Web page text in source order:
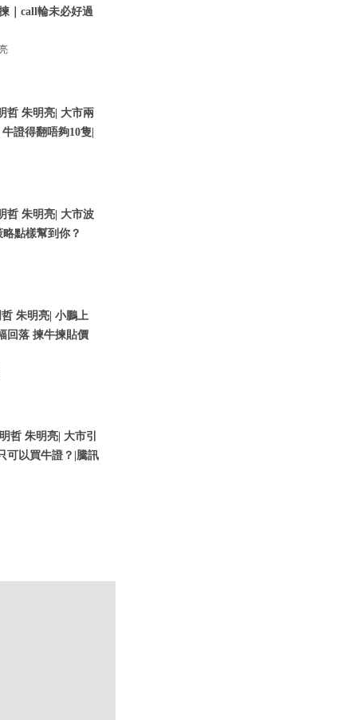
｜call輪未必好過
哲 朱明亮| 大市兩
證得翻唔夠10隻|
哲 朱明亮| 大市波
點樣幫到你？
哲 朱明亮| 小鵬上
回落 揀牛揀貼價
哲 朱明亮| 大市引
可以買牛證？|騰訊